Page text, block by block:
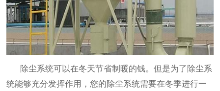
除尘系统可以在冬天节省制暖的钱。但是为了除尘系
统能够充分发挥作用，您的除尘系统需要在冬季进行一